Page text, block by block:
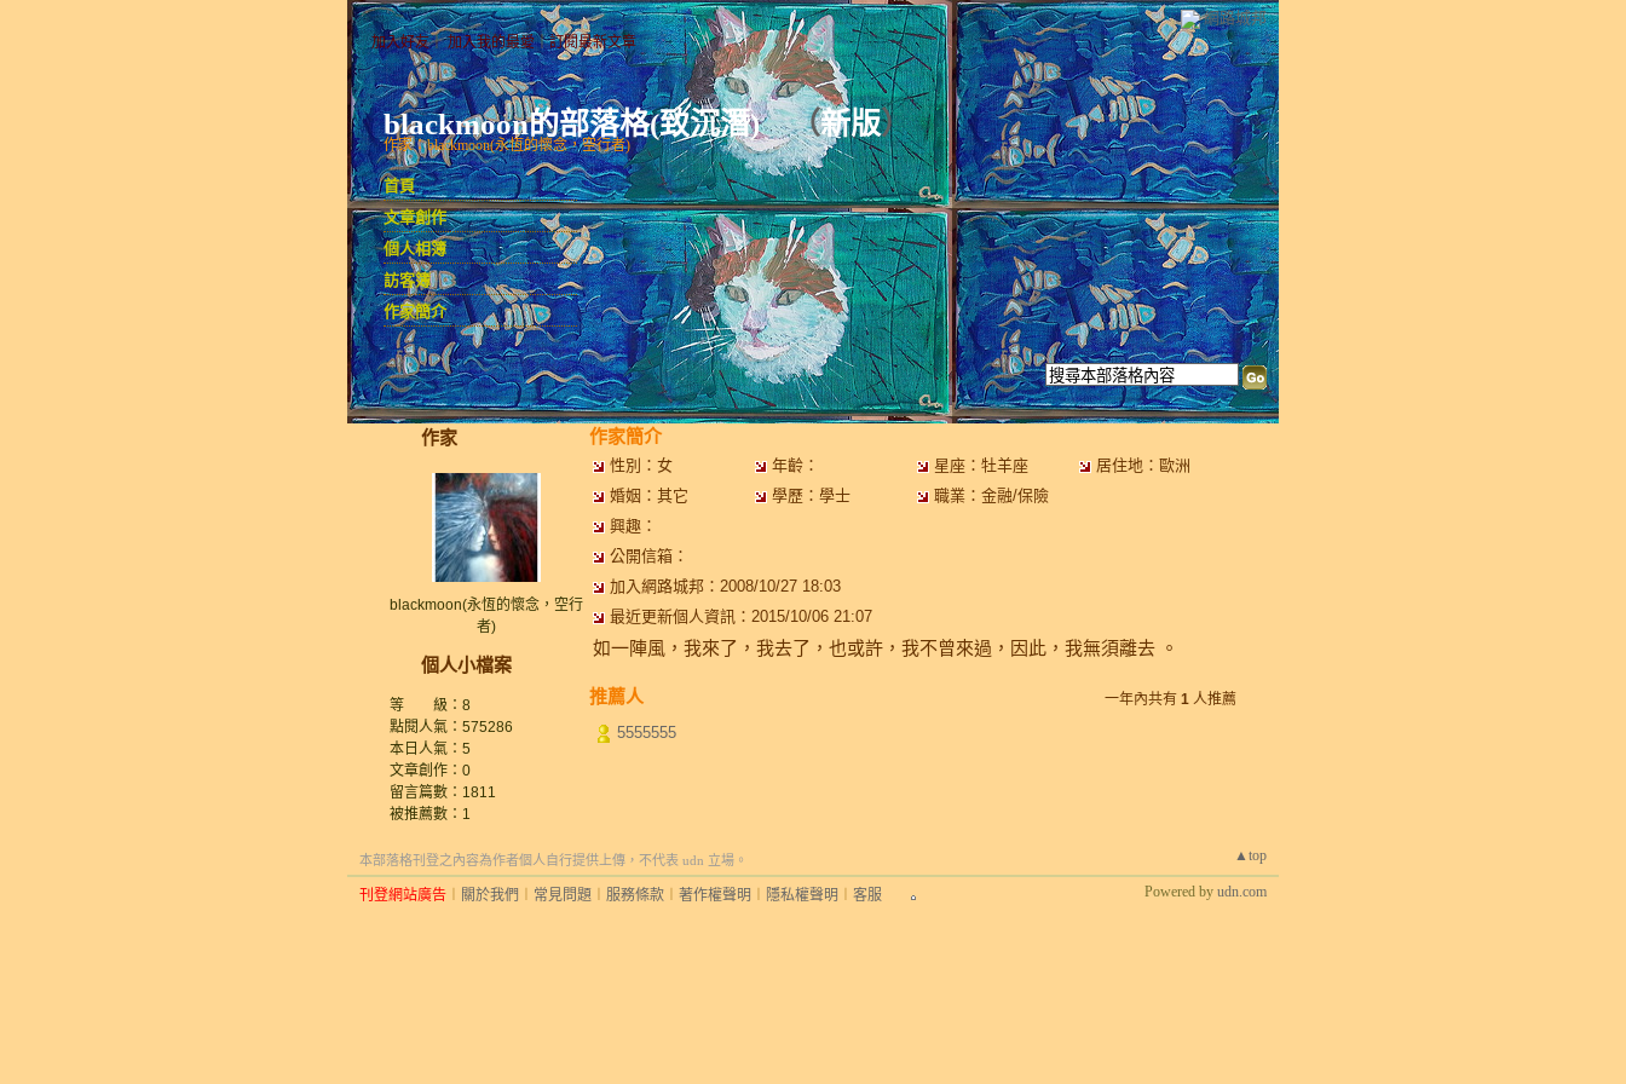
網路城邦
blackmoon的部落格(致沉潛)（新版）
首頁
文章創作
個人相簿
訪客簿
作家簡介
加入好友｜加入我的最愛｜訂閱最新文章
作家：blackmoon(永恆的懷念，空行者)
作家
blackmoon(永恆的懷念，空行
者)
個人小檔案
等 級：8
點閱人氣：575286
本日人氣：5
文章創作：0
留言篇數：1811
被推薦數： 1
作家簡介
性別：女 年齡： 星座：牡羊座
居住地：歐洲
婚姻：其它
學歷：學士
職業：金融/保險
興趣：
公開信箱：
加入網路城邦：2008/10/27 18:03
最近更新個人資訊：2015/10/06 21:07
如一陣風，我來了，我去了，也或許，我不曾來過，因此，我無須離去 。
推薦人 一年內共有 1 人推薦
5555555
▲top
本部落格刊登之內容為作者個人自行提供上傳，不代表 udn 立場。
刊登網站廣告 關於我們 常見問題 服務條款 著作權聲明 隱私權聲明 客服 Powered by udn.com